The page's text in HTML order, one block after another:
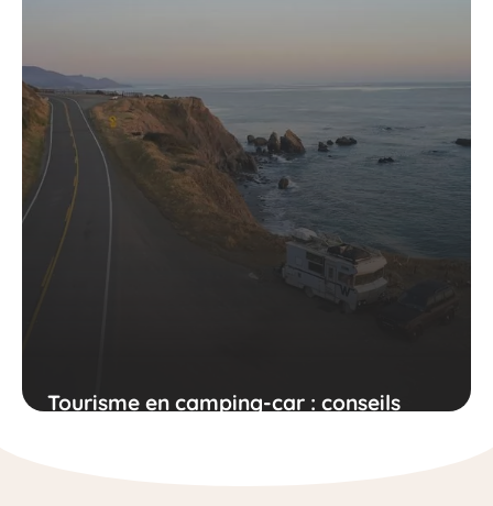
Tourisme en camping-car : conseils